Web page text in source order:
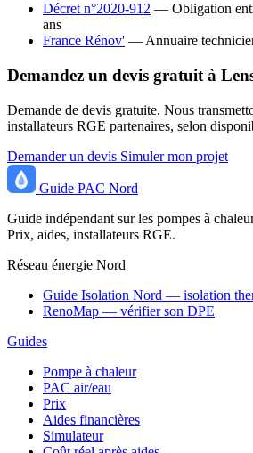
Décret n°2020-912 — Obligation
ans
France Rénov' — Annuaire
Demandez un devis gratuit à
Demande de devis gratuite. Nous
installateurs RGE partenaires, selon
Demander un devis Simuler mon projet
Guide PAC Nord
Guide indépendant sur les pompes à
Prix, aides, installateurs RGE.
Réseau énergie Nord
Guide Isolation Nord — isolation
RenoMap — vérifier son DPE
Guides
Pompe à chaleur
PAC air/eau
Prix
Aides financières
Simulateur